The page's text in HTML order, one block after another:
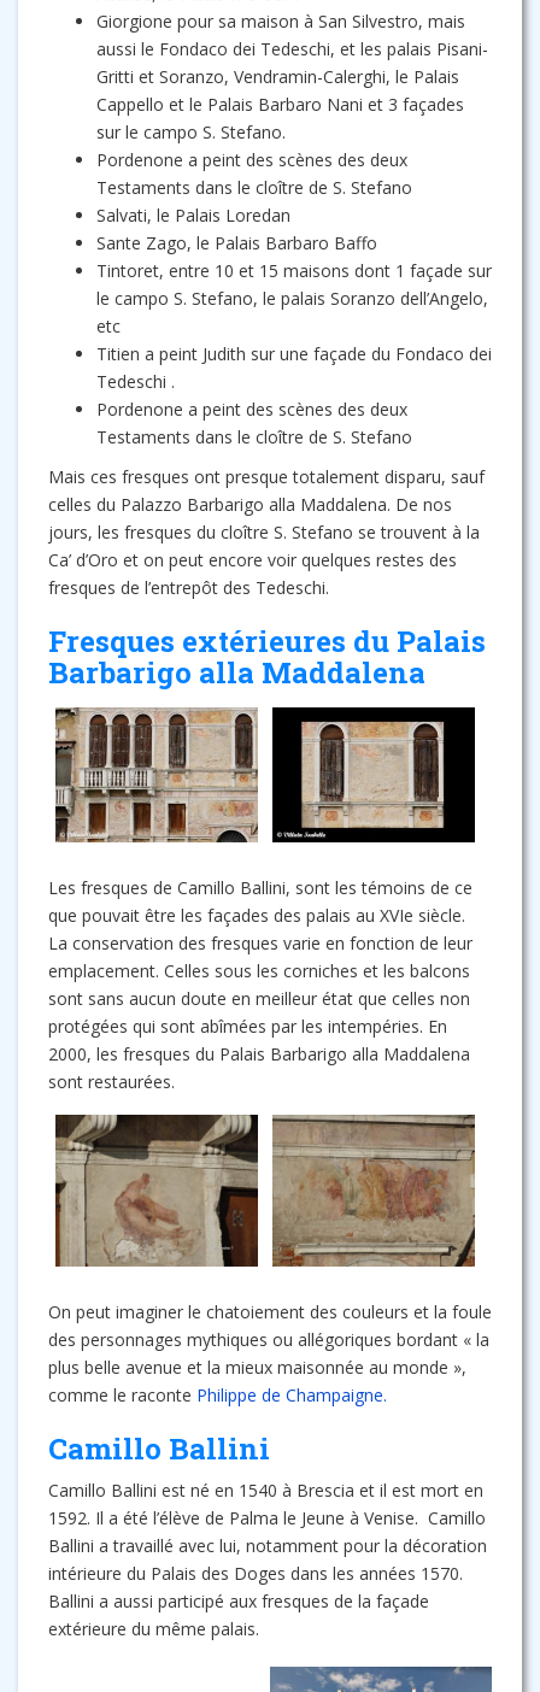
Giorgione pour sa maison à San Silvestro, mais
aussi le Fondaco dei Tedeschi, et les palais Pisani-
Gritti et Soranzo, Vendramin-Calerghi, le Palais
Cappello et le Palais Barbaro Nani et 3 façades
sur le campo S. Stefano.
Pordenone a peint des scènes des deux
Testaments dans le cloître de S. Stefano
Salvati, le Palais Loredan
Sante Zago, le Palais Barbaro Baffo
Tintoret, entre 10 et 15 maisons dont 1 façade sur
le campo S. Stefano, le palais Soranzo dell’Angelo,
etc
Titien a peint Judith sur une façade du Fondaco dei
Tedeschi .
Pordenone a peint des scènes des deux
Testaments dans le cloître de S. Stefano
Mais ces fresques ont presque totalement disparu, sauf
celles du Palazzo Barbarigo alla Maddalena. De nos
jours, les fresques du cloître S. Stefano se trouvent à la
Ca’ d’Oro et on peut encore voir quelques restes des
fresques de l’entrepôt des Tedeschi.
Fresques extérieures du Palais
Barbarigo alla Maddalena
Les fresques de Camillo Ballini, sont les témoins de ce
que pouvait être les façades des palais au XVIe siècle.
La conservation des fresques varie en fonction de leur
emplacement. Celles sous les corniches et les balcons
sont sans aucun doute en meilleur état que celles non
protégées qui sont abîmées par les intempéries. En
2000, les fresques du Palais Barbarigo alla Maddalena
sont restaurées.
On peut imaginer le chatoiement des couleurs et la foule
des personnages mythiques ou allégoriques bordant « la
plus belle avenue et la mieux maisonnée au monde »,
comme le raconte Philippe de Champaigne.
Camillo Ballini
Camillo Ballini est né en 1540 à Brescia et il est mort en
1592. Il a été l’élève de Palma le Jeune à Venise. Camillo
Ballini a travaillé avec lui, notamment pour la décoration
intérieure du Palais des Doges dans les années 1570.
Ballini a aussi participé aux fresques de la façade
extérieure du même palais.